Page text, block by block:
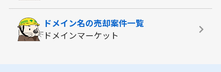
ドメイン名の売却案件一覧
ドメインマーケット